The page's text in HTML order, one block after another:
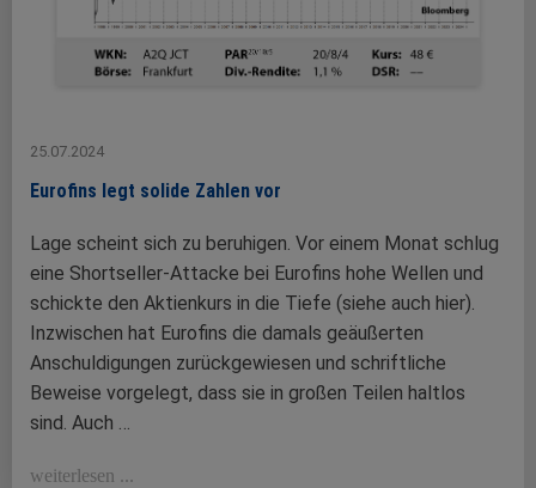
25.07.2024
Eurofins legt solide Zahlen vor
Lage scheint sich zu beruhigen. Vor einem Monat schlug
eine Shortseller-Attacke bei Eurofins hohe Wellen und
schickte den Aktienkurs in die Tiefe (siehe auch hier).
Inzwischen hat Eurofins die damals geäußerten
Anschuldigungen zurückgewiesen und schriftliche
Beweise vorgelegt, dass sie in großen Teilen haltlos
sind. Auch …
weiterlesen ...